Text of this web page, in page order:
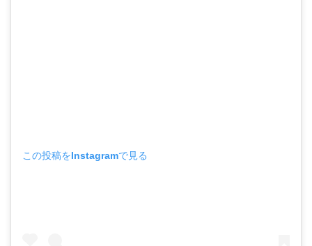
この投稿をInstagramで見る